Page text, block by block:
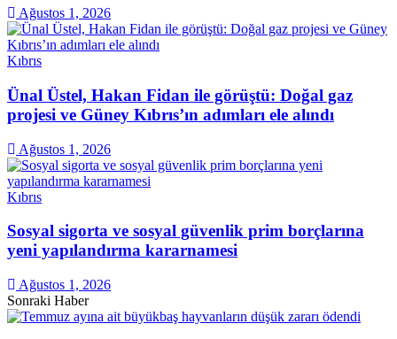
Ağustos 1, 2026
Kıbrıs
Ünal Üstel, Hakan Fidan ile görüştü: Doğal gaz
projesi ve Güney Kıbrıs’ın adımları ele alındı
Ağustos 1, 2026
Kıbrıs
Sosyal sigorta ve sosyal güvenlik prim borçlarına
yeni yapılandırma kararnamesi
Ağustos 1, 2026
Sonraki Haber